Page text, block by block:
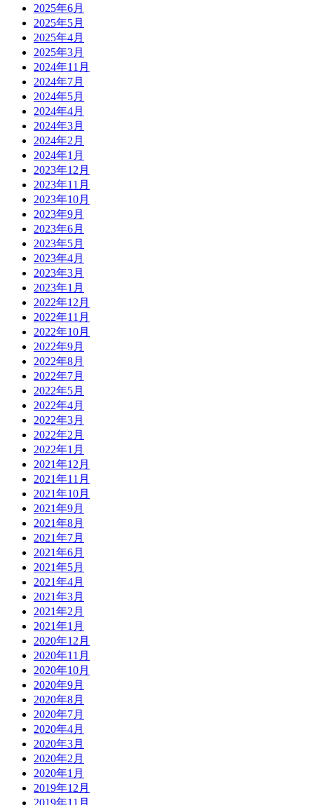
2025年6月
2025年5月
2025年4月
2025年3月
2024年11月
2024年7月
2024年5月
2024年4月
2024年3月
2024年2月
2024年1月
2023年12月
2023年11月
2023年10月
2023年9月
2023年6月
2023年5月
2023年4月
2023年3月
2023年1月
2022年12月
2022年11月
2022年10月
2022年9月
2022年8月
2022年7月
2022年5月
2022年4月
2022年3月
2022年2月
2022年1月
2021年12月
2021年11月
2021年10月
2021年9月
2021年8月
2021年7月
2021年6月
2021年5月
2021年4月
2021年3月
2021年2月
2021年1月
2020年12月
2020年11月
2020年10月
2020年9月
2020年8月
2020年7月
2020年4月
2020年3月
2020年2月
2020年1月
2019年12月
2019年11月